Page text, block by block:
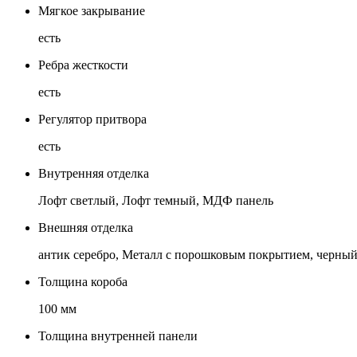
Мягкое закрывание
есть
Ребра жесткости
есть
Регулятор притвора
есть
Внутренняя отделка
Лофт светлый, Лофт темный, МДФ панель
Внешняя отделка
антик серебро, Металл с порошковым покрытием,
Толщина короба
100 мм
Толщина внутренней панели